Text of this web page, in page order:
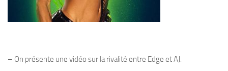
– On présente une vidéo sur la rivalité entre Edge et AJ.